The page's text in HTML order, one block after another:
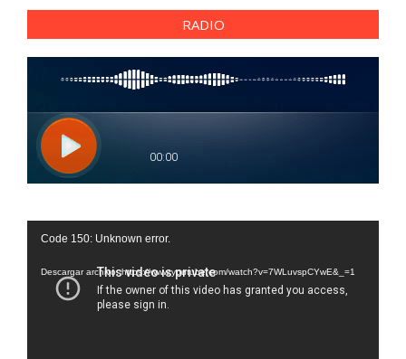
RADIO
Reproductor
vídeo
Code 150: Unknown error.
Descargar archivo: https://www.youtube.com/watch?v=7WLuvspCYwE&_=1